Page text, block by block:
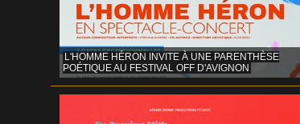
L'HOMME HÉRON INVITE À UNE PARENTHÈSE
POÉTIQUE AU FESTIVAL OFF D'AVIGNON